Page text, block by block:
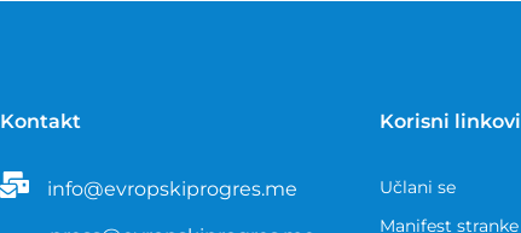
Kontakt
info@evropskiprogres.me
Korisni linkovi
Učlani se
Manifest stranke